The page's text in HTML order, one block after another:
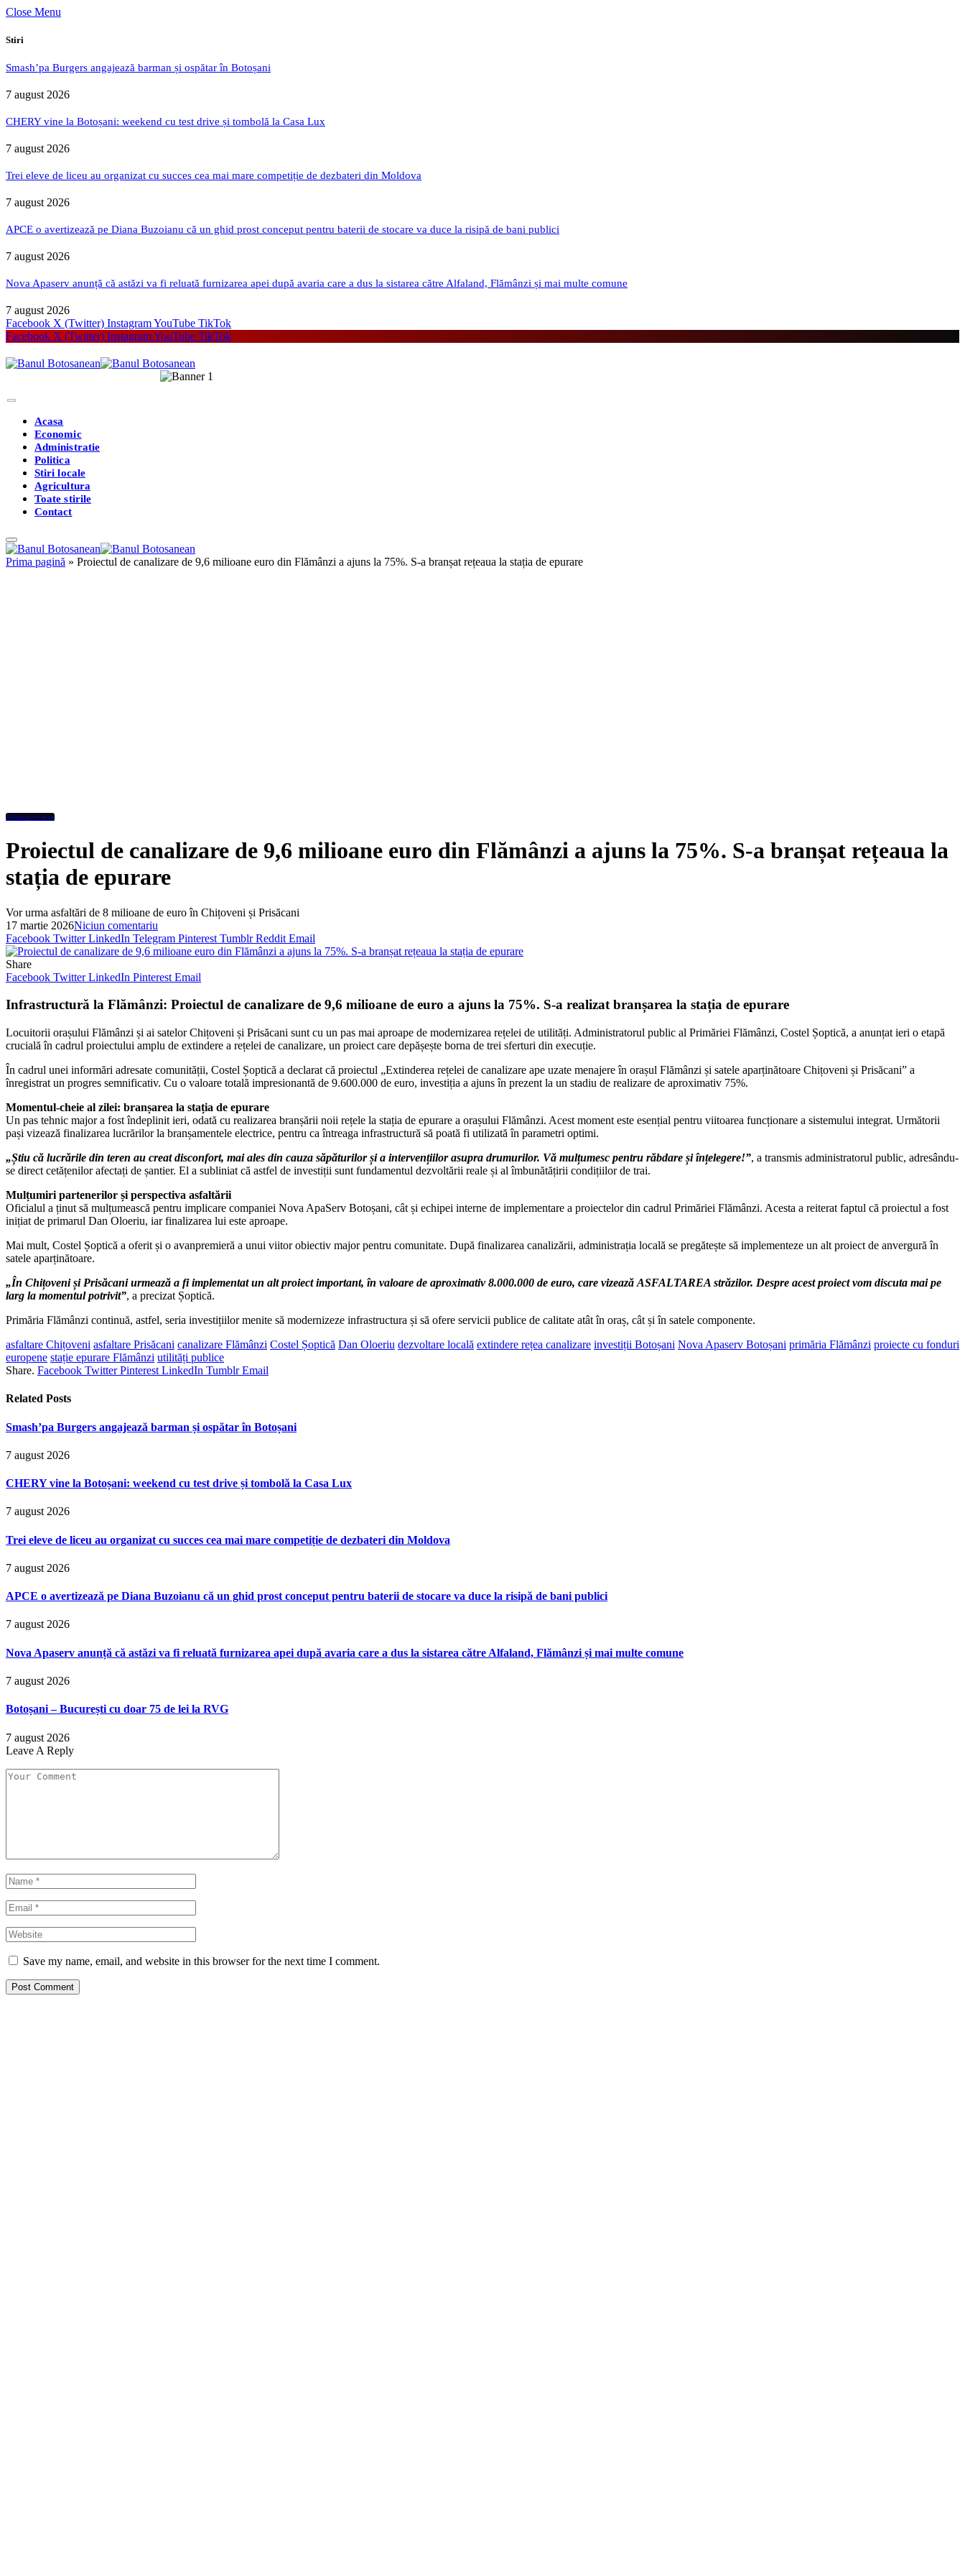
Close Menu
Stiri
Smash’pa Burgers angajează barman și ospătar în Botoșani
7 august 2026
CHERY vine la Botoșani: weekend cu test drive și tombolă la Casa Lux
7 august 2026
Trei eleve de liceu au organizat cu succes cea mai mare competiție de dezbateri din Moldova
7 august 2026
APCE o avertizează pe Diana Buzoianu că un ghid prost conceput pentru baterii de stocare va duce la risipă de bani publici
7 august 2026
Nova Apaserv anunță că astăzi va fi reluată furnizarea apei după avaria care a dus la sistarea către Alfaland, Flămânzi și mai multe comune
7 august 2026
Facebook X (Twitter) InstagramYouTube TikTok
Facebook X (Twitter) InstagramYouTube TikTok
Acasa
Economic
Administratie
Politica
Stiri locale
Agricultura
Toate stirile
Contact
Prima pagină » Proiectul de canalizare de 9,6 milioane euro din Flămânzi a ajuns la 75%. S-a branșat rețeaua la stația de epurare
Administratie
Proiectul de canalizare de 9,6 milioane euro din Flămânzi a ajuns la 75%. S-a branșat rețeaua la
stația de epurare
Vor urma asfaltări de 8 milioane de euro în Chițoveni și Prisăcani
17 martie 2026Niciun comentariu
Facebook Twitter LinkedIn Telegram Pinterest Tumblr Reddit Email
Share
Facebook Twitter LinkedIn Pinterest Email
Infrastructură la Flămânzi: Proiectul de canalizare de 9,6 milioane de euro a ajuns la 75%. S-a realizat branșarea la stația de epurare
Locuitorii orașului Flămânzi și ai satelor Chițoveni și Prisăcani sunt cu un pas mai aproape de modernizarea rețelei de utilități. Administratorul public al Primăriei Flămânzi, Costel Șoptică, a anunțat ieri o etapă
crucială în cadrul proiectului amplu de extindere a rețelei de canalizare, un proiect care depășește borna de trei sferturi din execuție.
În cadrul unei informări adresate comunității, Costel Șoptică a declarat că proiectul „Extinderea rețelei de canalizare ape uzate menajere în orașul Flămânzi și satele aparținătoare Chițoveni și Prisăcani” a
înregistrat un progres semnificativ. Cu o valoare totală impresionantă de 9.600.000 de euro, investiția a ajuns în prezent la un stadiu de realizare de aproximativ 75%.
Momentul-cheie al zilei: branșarea la stația de epurare
Un pas tehnic major a fost îndeplinit ieri, odată cu realizarea branșării noii rețele la stația de epurare a orașului Flămânzi. Acest moment este esențial pentru viitoarea funcționare a sistemului integrat. Următorii
pași vizează finalizarea lucrărilor la branșamentele electrice, pentru ca întreaga infrastructură să poată fi utilizată în parametri optimi.
„Știu că lucrările din teren au creat disconfort, mai ales din cauza săpăturilor și a intervențiilor asupra drumurilor. Vă mulțumesc pentru răbdare și înțelegere!”, a transmis administratorul public, adresându-
se direct cetățenilor afectați de șantier. El a subliniat că astfel de investiții sunt fundamentul dezvoltării reale și al îmbunătățirii condițiilor de trai.
Mulțumiri partenerilor și perspectiva asfaltării
Oficialul a ținut să mulțumească pentru implicare companiei Nova ApaServ Botoșani, cât și echipei interne de implementare a proiectelor din cadrul Primăriei Flămânzi. Acesta a reiterat faptul că proiectul a fost
inițiat de primarul Dan Oloeriu, iar finalizarea lui este aproape.
Mai mult, Costel Șoptică a oferit și o avanpremieră a unui viitor obiectiv major pentru comunitate. După finalizarea canalizării, administrația locală se pregătește să implementeze un alt proiect de anvergură în
satele aparținătoare.
„În Chițoveni și Prisăcani urmează a fi implementat un alt proiect important, în valoare de aproximativ 8.000.000 de euro, care vizează ASFALTAREA străzilor. Despre acest proiect vom discuta mai pe
larg la momentul potrivit”, a precizat Șoptică.
Primăria Flămânzi continuă, astfel, seria investițiilor menite să modernizeze infrastructura și să ofere servicii publice de calitate atât în oraș, cât și în satele componente.
asfaltare Chițoveni asfaltare Prisăcani canalizare Flămânzi Costel Șoptică Dan Oloeriu dezvoltare locală extindere rețea canalizare investiții Botoșani Nova Apaserv Botoșani primăria Flămânzi proiecte cu fonduri
europene stație epurare Flămânzi utilități publice
Share. Facebook Twitter Pinterest LinkedIn Tumblr Email
Related Posts
Smash’pa Burgers angajează barman și ospătar în Botoșani
7 august 2026
CHERY vine la Botoșani: weekend cu test drive și tombolă la Casa Lux
7 august 2026
Trei eleve de liceu au organizat cu succes cea mai mare competiție de dezbateri din Moldova
7 august 2026
APCE o avertizează pe Diana Buzoianu că un ghid prost conceput pentru baterii de stocare va duce la risipă de bani publici
7 august 2026
Nova Apaserv anunță că astăzi va fi reluată furnizarea apei după avaria care a dus la sistarea către Alfaland, Flămânzi și mai multe comune
7 august 2026
Botoșani – București cu doar 75 de lei la RVG
7 august 2026
Leave A Reply
Save my name, email, and website in this browser for the next time I comment.